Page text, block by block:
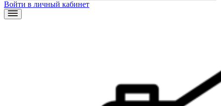
Войти в личный кабинет